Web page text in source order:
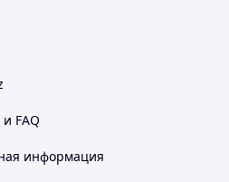
FAQ
информация